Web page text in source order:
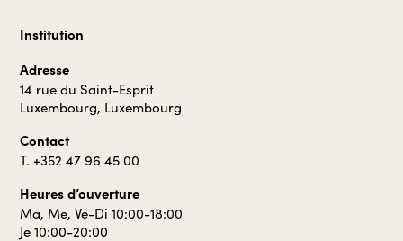
Institution
Adresse
14 rue du Saint-Esprit
Luxembourg, Luxembourg
Contact
T. +352 47 96 45 00
Heures d’ouverture
Ma, Me, Ve-Di 10:00-18:00
Je 10:00-20:00